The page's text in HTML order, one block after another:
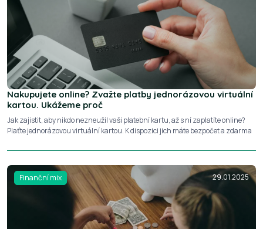
Nakupujete online? Zvažte platby jednorázovou virtuální
kartou. Ukážeme proč
Jak zajistit, aby nikdo nezneužil vaši platební kartu, až s ní zaplatíte online?
Plaťte jednorázovou virtuální kartou. K dispozici jich máte bezpočet a zdarma
Finanční mix 29.01.2025